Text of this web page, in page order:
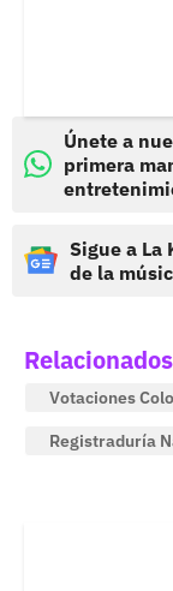
Únete a
primera
Sigue a La
de la
Relacionados
Votaciones
Registraduría